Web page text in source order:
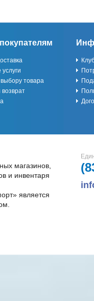
товара
возврат
магазинов,
и инвентаря
является